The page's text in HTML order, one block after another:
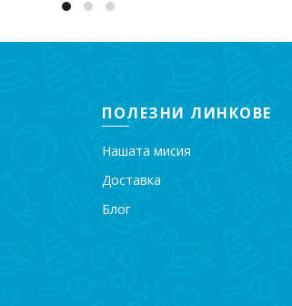
ПОЛЕЗНИ ЛИНКОВЕ
Нашата мисия
Доставка
Блог